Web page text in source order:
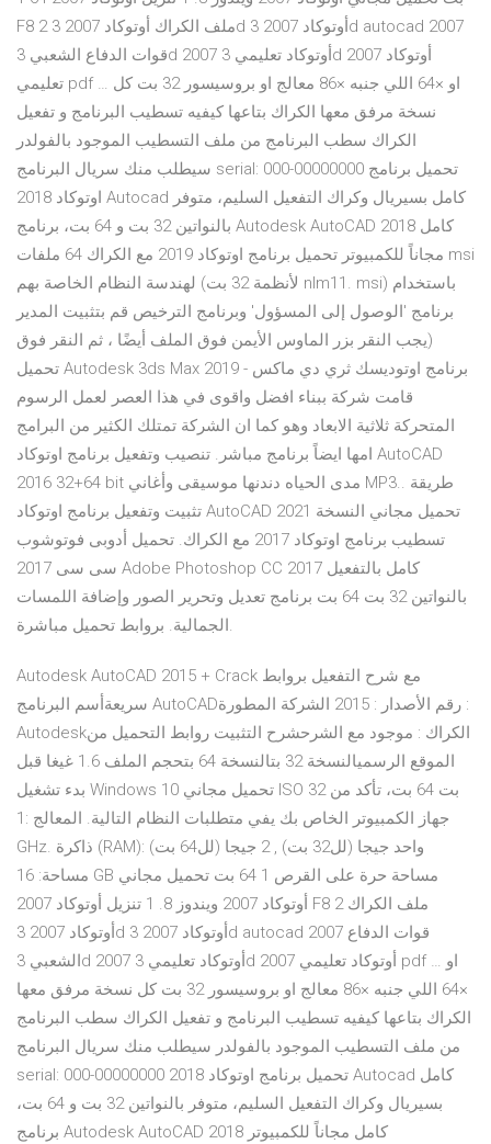
F8 2 ملف الكراك أوتوكاد 2007 3d أوتوكاد 2007 3d autocad 2007
قوات الدفاع الشعبي 3d 2007 أوتوكاد تعليمي 3d 2007 أوتوكاد
تعليمي pdf … او ×64 اللي جنبه ×86 معالج او بروسيسور 32 بت كل
نسخة مرفق معها الكراك بتاعها كيفيه تسطيب البرنامج و تفعيل
الكراك سطب البرنامج من ملف التسطيب الموجود بالفولدر
سيطلب منك سريال البرنامج serial: 000-00000000 تحميل برنامج
اوتوكاد 2018 Autocad كامل بسيريال وكراك التفعيل السليم، متوفر
بالنواتين 32 بت و 64 بت، برنامج Autodesk AutoCAD 2018 كامل
مجاناً للكمبيوتر تحميل برنامج اوتوكاد 2019 مع الكراك 64 ملفات msi
لهندسة النظام الخاصة بهم (لأنظمة 32 بت nlm11. msi) باستخدام
برنامج 'الوصول إلى المسؤول' وبرنامج الترخيص قم بتثبيت المدير
(يجب النقر بزر الماوس الأيمن فوق الملف أيضًا ، ثم النقر فوق
تحميل Autodesk 3ds Max 2019 برنامج اوتوديسك ثري دي ماكس -
قامت شركة ببناء افضل واقوى في هذا العصر لعمل الرسوم
المتحركة ثلاثية الابعاد وهو كما ان الشركة تمتلك الكثير من البرامج
امها ايضاً برنامج مباشر. تنصيب وتفعيل برنامج اوتوكاد AutoCAD
2016 32+64 bit مدى الحياه دندنها موسيقى وأغاني MP3.. طريقة
تثبيت وتفعيل برنامج اوتوكاد AutoCAD 2021 تحميل مجاني النسخة
تسطيب برنامج اوتوكاد 2017 مع الكراك. تحميل أدوبى فوتوشوب
سى سى 2017 Adobe Photoshop CC 2017 كامل بالتفعيل
بالنواتين 32 بت 64 بت برنامج تعديل وتحرير الصور وإضافة اللمسات
الجمالية. بروابط تحميل مباشرة.
Autodesk AutoCAD 2015 + Crack مع شرح التفعيل بروابط
سريعةأسم البرنامج AutoCADرقم الأصدار : 2015 الشركة المطورة :
Autodeskالكراك : موجود مع الشرحشرح التثبيت روابط التحميل من
الموقع الرسميالنسخة 32 بتالنسخة 64 بتحجم الملف 1.6 غيغا قبل
بدء تشغيل Windows 10 تحميل مجاني ISO 32 بت 64 بت، تأكد من
جهاز الكمبيوتر الخاص بك يفي متطلبات النظام التالية. المعالج :1
GHz. ذاكرة (RAM): واحد جيجا (لل32 بت) , 2 جيجا (لل64 بت)
مساحة: 16 GB مساحة حرة على القرص 1 64 بت تحميل مجاني
أوتوكاد 2007 ويندوز 8. 1 تنزيل أوتوكاد 2007 F8 2 ملف الكراك
أوتوكاد 2007 3d أوتوكاد 2007 3d autocad 2007 قوات الدفاع
الشعبي 3d 2007 أوتوكاد تعليمي 3d 2007 أوتوكاد تعليمي pdf … او
×64 اللي جنبه ×86 معالج او بروسيسور 32 بت كل نسخة مرفق معها
الكراك بتاعها كيفيه تسطيب البرنامج و تفعيل الكراك سطب البرنامج
من ملف التسطيب الموجود بالفولدر سيطلب منك سريال البرنامج
serial: 000-00000000 تحميل برنامج اوتوكاد 2018 Autocad كامل
بسيريال وكراك التفعيل السليم، متوفر بالنواتين 32 بت و 64 بت،
برنامج Autodesk AutoCAD 2018 كامل مجاناً للكمبيوتر